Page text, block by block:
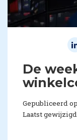
De
Gepubliceerd
Laatst